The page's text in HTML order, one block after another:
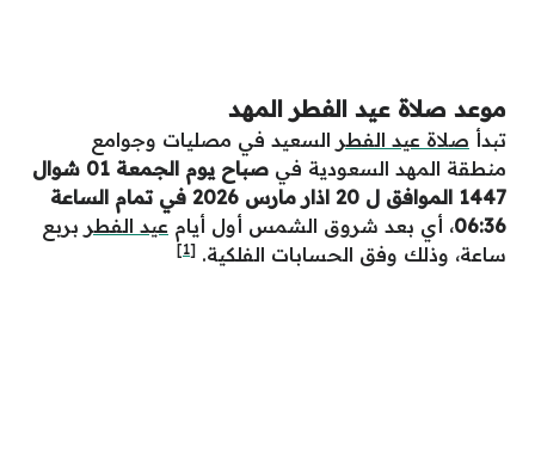
موعد صلاة عيد الفطر المهد
تبدأ صلاة عيد الفطر السعيد في مصليات وجوامع
منطقة المهد السعودية في
صباح يوم الجمعة 01 شوال
1447 الموافق ل 20 اذار مارس 2026 في تمام الساعة
06:36، أي بعد شروق الشمس أول أيام عيد الفطر بربع
ساعة، وذلك وفق الحسابات الفلكية. [1]